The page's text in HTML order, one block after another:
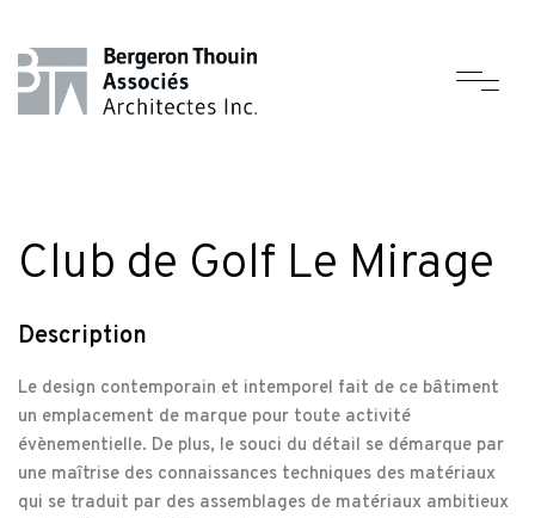
Club de Golf Le Mirage
Description
Le design contemporain et intemporel fait de ce bâtiment
un emplacement de marque pour toute activité
évènementielle. De plus, le souci du détail se démarque par
une maîtrise des connaissances techniques des matériaux
qui se traduit par des assemblages de matériaux ambitieux